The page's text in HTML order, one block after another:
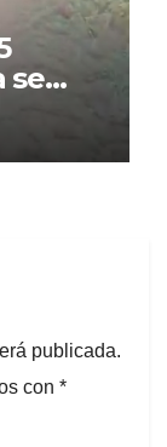
se
publicada.
con *